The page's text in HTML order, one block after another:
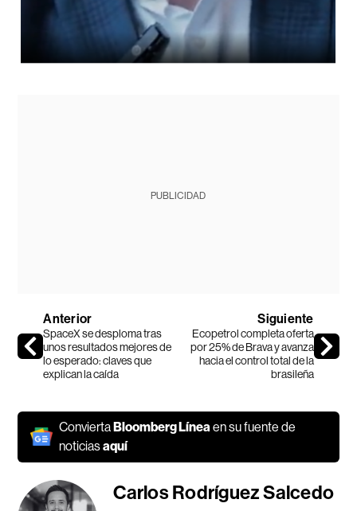
PUBLICIDAD
Anterior
SpaceX se desploma tras
unos resultados mejores de
lo esperado: claves que
explican la caída
Siguiente
Ecopetrol completa oferta
por 25% de Brava y avanza
hacia el control total de la
brasileña
ConviertaBloomberg Línea en su fuente de
noticiasaquí
Carlos Rodríguez Salcedo